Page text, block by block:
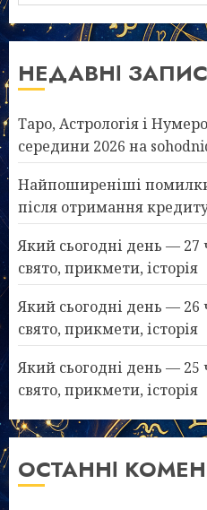
НЕДАВНІ
Таро, Астрологія і
середини 2026 на
Найпоширеніші помилки
після отримання
Який сьогодні день — 27
свято, прикмети, історія
Який сьогодні день — 26
свято, прикмети, історія
Який сьогодні день — 25
свято, прикмети, історія
ОСТАННІ